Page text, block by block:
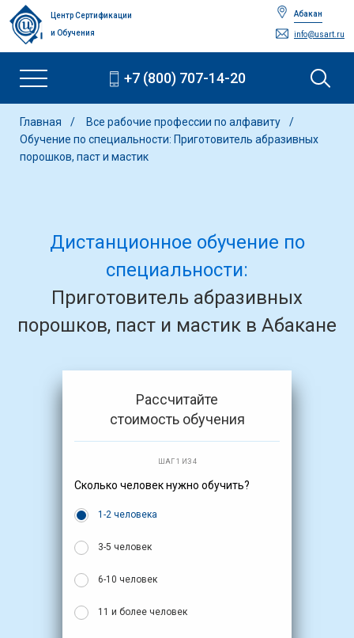
Центр Сертификации
и Обучения
Абакан
info@usart.ru
+7 (800) 707-14-20
Главная
Все рабочие профессии по алфавиту
Обучение по специальности: Приготовитель абразивных
порошков, паст и мастик
Дистанционное обучение по
специальности:
Приготовитель абразивных
порошков, паст и мастик в Абакане
Рассчитайте
стоимость обучения
ШАГ 1 ИЗ 4
Сколько человек нужно обучить?
1-2 человека
3-5 человек
6-10 человек
11 и более человек